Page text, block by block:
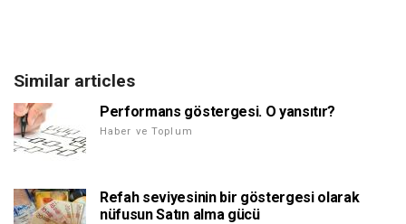
Similar articles
Performans göstergesi. O yansıtır?
Haber ve Toplum
Refah seviyesinin bir göstergesi olarak
nüfusun Satın alma gücü